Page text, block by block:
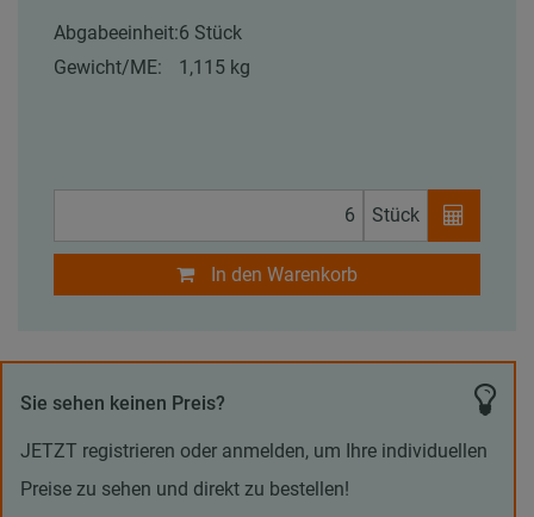
Abgabeeinheit:6 Stück
Gewicht/ME:
1,115 kg
Stück
In den Warenkorb
Sie sehen keinen Preis?
JETZT registrieren oder anmelden, um Ihre individuellen
Preise zu sehen und direkt zu bestellen!